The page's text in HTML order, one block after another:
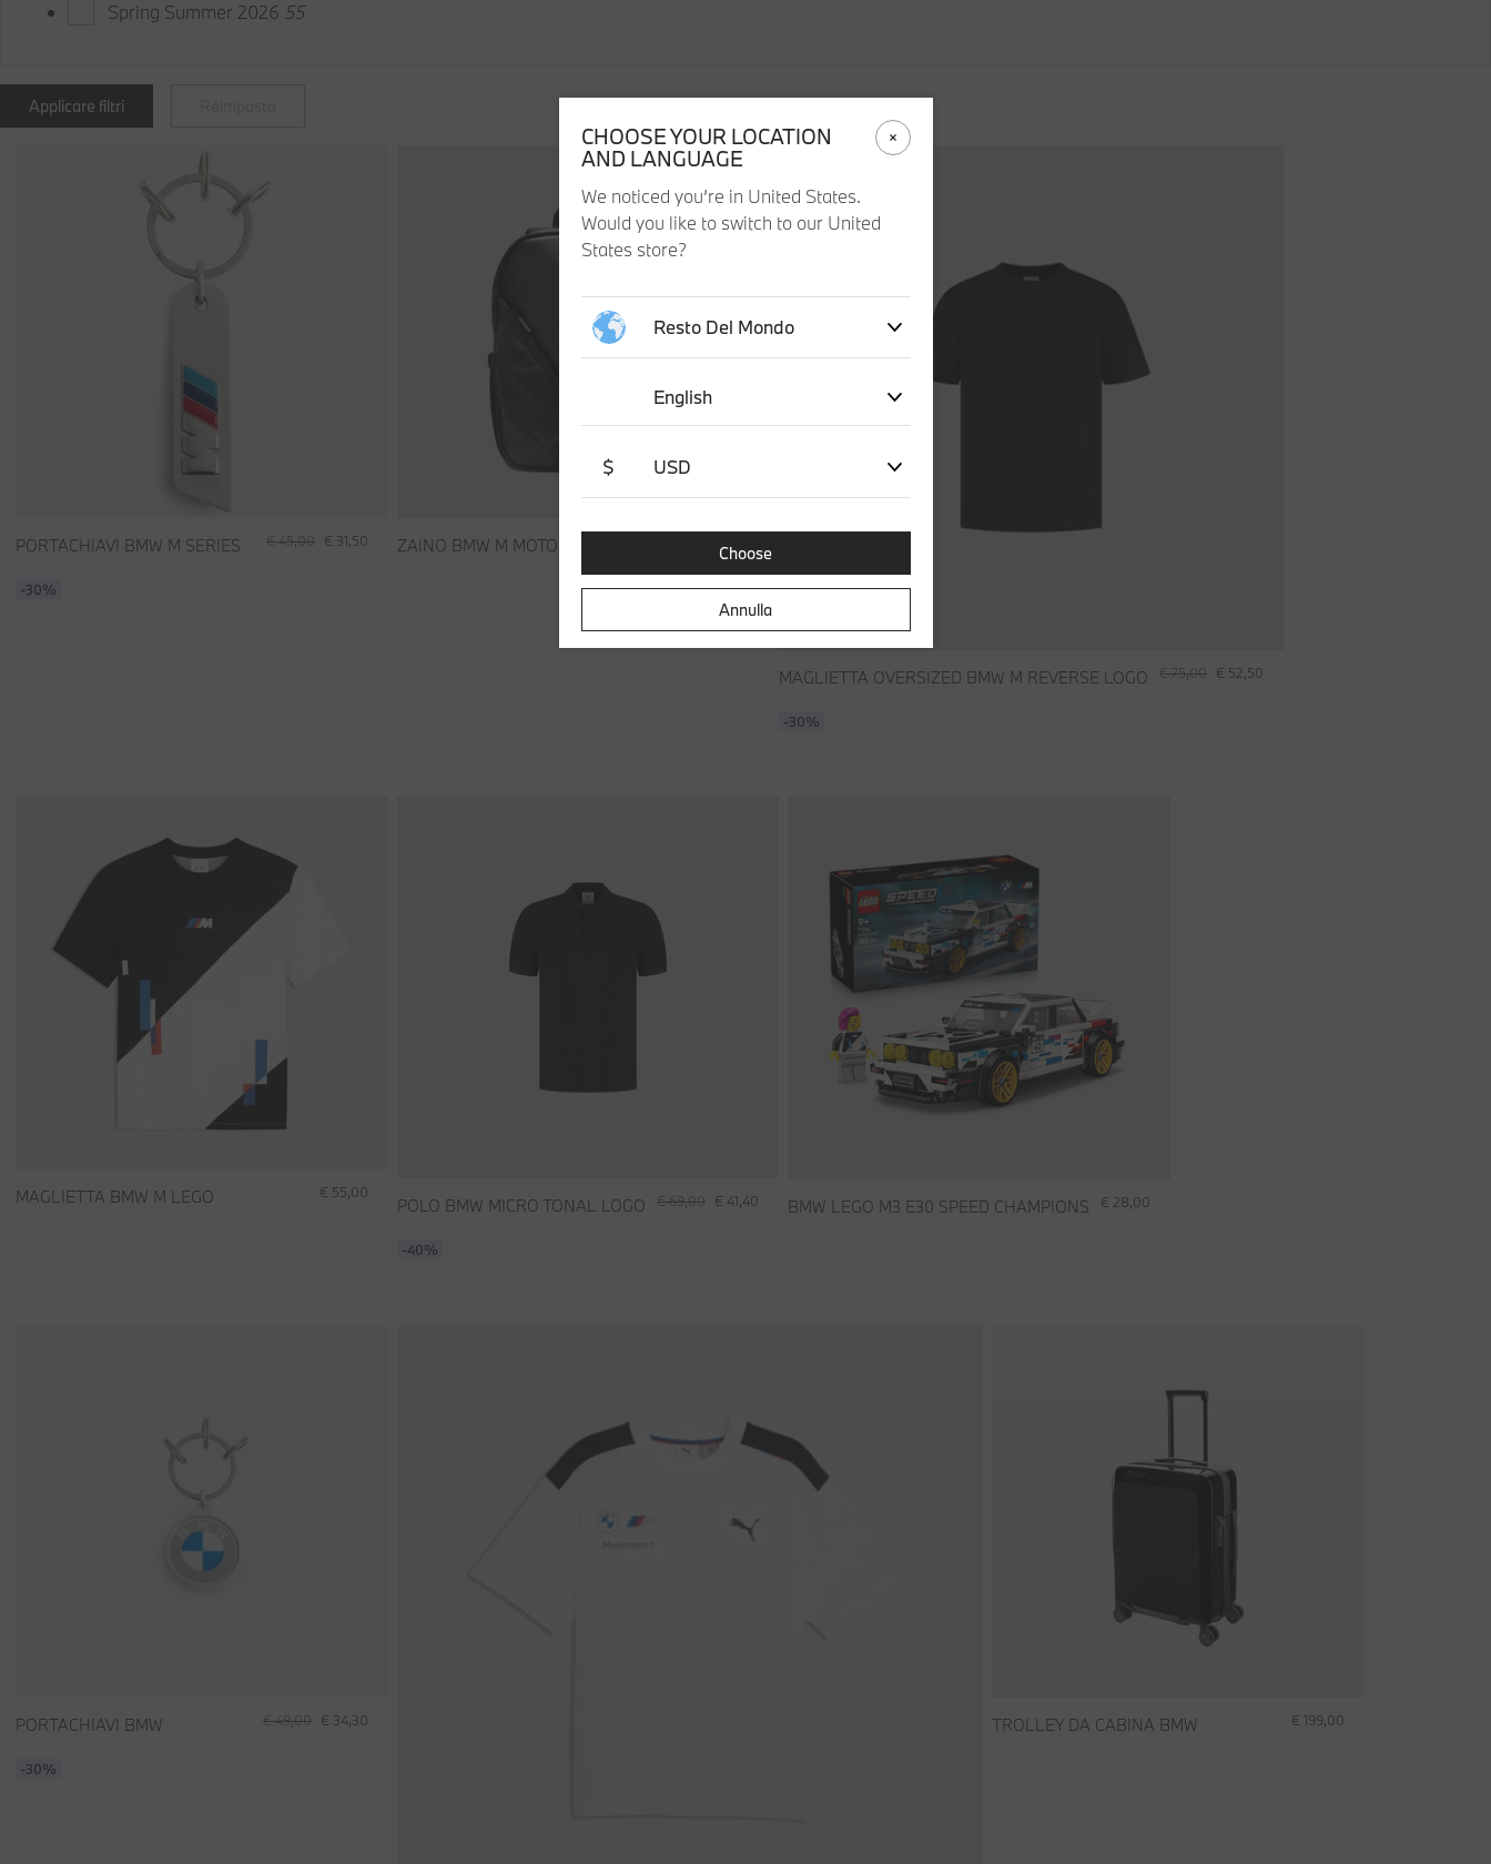
Spring Summer 2026 55
Applicare filtri
€ 45,00 € 31,50
PORTACHIAVI BMW M SERIES
-30%
ZAINO BMW M MOTORSPORT CURVE
€ 75,00 € 52,50
MAGLIETTA OVERSIZED BMW M REVERSE LOGO
-30%
€ 55,00
MAGLIETTA BMW M LEGO € 69,00 € 41,40
POLO BMW MICRO TONAL LOGO
-40%
€ 28,00
BMW LEGO M3 E30 SPEED CHAMPIONS
€ 49,00 € 34,30
PORTACHIAVI BMW
-30%
€ 199,00
TROLLEY DA CABINA BMW
CHOOSE YOUR LOCATION
AND LANGUAGE
We noticed you’re in United States.
Would you like to switch to our United
States store?
Resto Del Mondo
English
$ USD
Choose
Annulla